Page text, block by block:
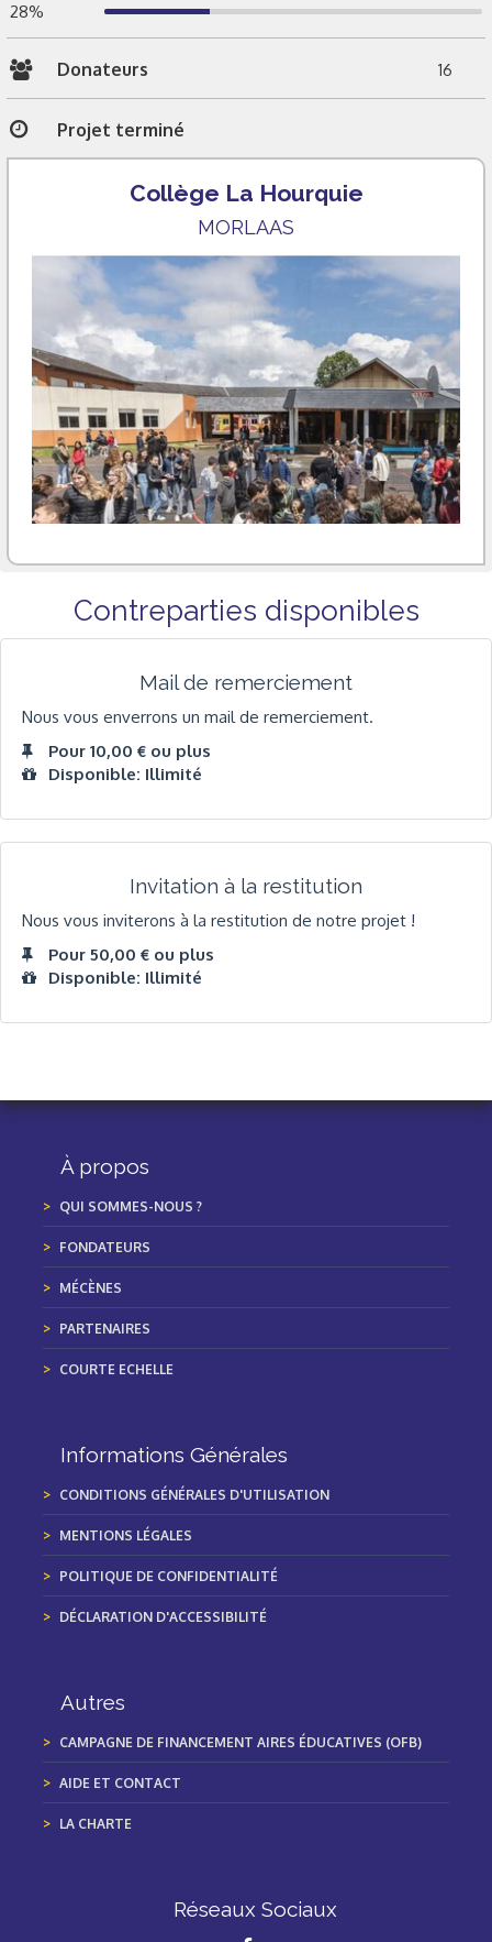
28%
Donateurs 16
Projet terminé
Collège La Hourquie
MORLAAS
Contreparties disponibles
Mail de remerciement
Nous vous enverrons un mail de remerciement.
Pour 10,00 € ou plus
Disponible: Illimité
Invitation à la restitution
Nous vous inviterons à la restitution de notre projet !
Pour 50,00 € ou plus
Disponible: Illimité
À propos
QUI SOMMES-NOUS ?
FONDATEURS
MÉCÈNES
PARTENAIRES
COURTE ECHELLE
Informations Générales
CONDITIONS GÉNÉRALES D'UTILISATION
MENTIONS LÉGALES
POLITIQUE DE CONFIDENTIALITÉ
DÉCLARATION D'ACCESSIBILITÉ
Autres
CAMPAGNE DE FINANCEMENT AIRES ÉDUCATIVES (OFB)
AIDE ET CONTACT
LA CHARTE
Réseaux Sociaux